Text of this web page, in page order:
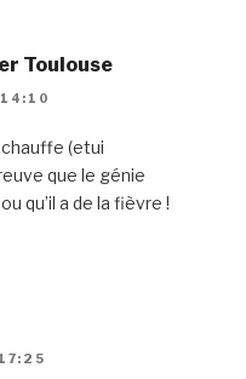
Toulouse
chauffe (etui
que le génie
qu’il a de la fièvre !